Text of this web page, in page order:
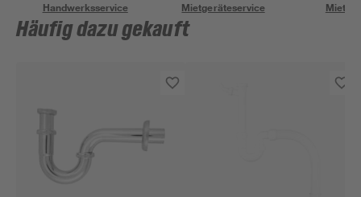
Handwerksservice Mietgeräteservice
Häufig dazu gekauft